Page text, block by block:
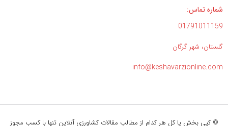
شماره تماس:
01791011159
گلستان، شهر گرگان
info@keshavarzionline.com
© کپی بخش یا کل هر کدام از مطالب مقالات کشاورزی آنلاین تنها با کسب مجوز